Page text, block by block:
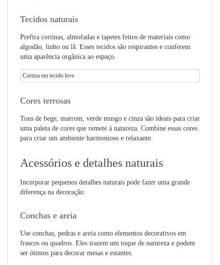
Tecidos naturais
Prefira cortinas, almofadas e tapetes feitos de materiais como
algodão, linho ou lã. Esses tecidos são respirantes e conferem
uma aparência orgânica ao espaço.
Cortina em tecido leve
Cores terrosas
Tons de bege, marrom, verde musgo e cinza são ideais para criar
uma paleta de cores que remete à natureza. Combine essas cores
para criar um ambiente harmonioso e relaxante.
Acessórios e detalhes naturais
Incorporar pequenos detalhes naturais pode fazer uma grande
diferença na decoração:
Conchas e areia
Use conchas, pedras e areia como elementos decorativos em
frascos ou quadros. Eles trazem um toque de natureza e podem
ser ótimos para decorar mesas e estantes.